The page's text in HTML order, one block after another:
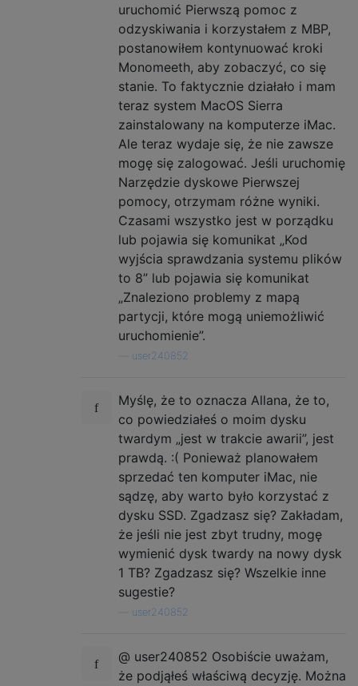
uruchomić Pierwszą pomoc z
odzyskiwania i korzystałem z MBP,
postanowiłem kontynuować kroki
Monomeeth, aby zobaczyć, co się
stanie. To faktycznie działało i mam
teraz system MacOS Sierra
zainstalowany na komputerze iMac.
Ale teraz wydaje się, że nie zawsze
mogę się zalogować. Jeśli uruchomię
Narzędzie dyskowe Pierwszej
pomocy, otrzymam różne wyniki.
Czasami wszystko jest w porządku
lub pojawia się komunikat „Kod
wyjścia sprawdzania systemu plików
to 8” lub pojawia się komunikat
„Znaleziono problemy z mapą
partycji, które mogą uniemożliwić
uruchomienie”.
user240852
Myślę, że to oznacza Allana, że ​​to,
co powiedziałeś o moim dysku
twardym „jest w trakcie awarii”, jest
prawdą. :( Ponieważ planowałem
sprzedać ten komputer iMac, nie
sądzę, aby warto było korzystać z
dysku SSD. Zgadzasz się? Zakładam,
że jeśli nie jest zbyt trudny, mogę
wymienić dysk twardy na nowy dysk
1 TB? Zgadzasz się? Wszelkie inne
sugestie?
user240852
@ user240852 Osobiście uważam,
że podjąłeś właściwą decyzję. Można